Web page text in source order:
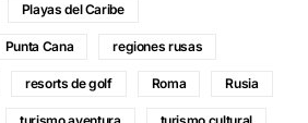
Playas del Caribe
Punta Cana regiones rusas
resorts de golf Roma Rusia